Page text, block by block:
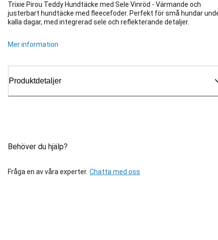
Trixie Pirou Teddy Hundtäcke med Sele Vinröd - Värmande och
justerbart hundtäcke med fleecefoder. Perfekt för små hundar
kalla dagar, med integrerad sele och reflekterande detaljer.
Mer information
Produktdetaljer
Behöver du hjälp?
Fråga en av våra experter. Chatta med oss